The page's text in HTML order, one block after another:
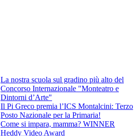
La nostra scuola sul gradino più alto del
Concorso Internazionale "Monteatro e
Dintorni d’Arte"
Il Pi Greco premia l’ICS Montalcini: Terzo
Posto Nazionale per la Primaria!
Come si impara, mamma? WINNER
Heddy Video Award